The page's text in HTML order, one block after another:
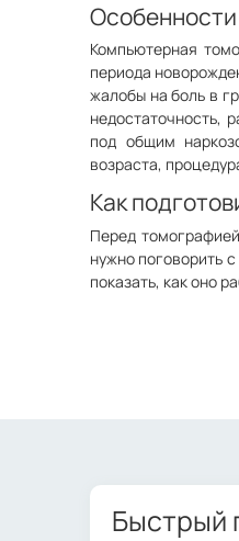
Особенности
Компьютерная
периода
жалобы на боль в
недостаточность,
под общим
возраста,
Как
Перед
нужно поговорить
показать, как оно
Быстрый